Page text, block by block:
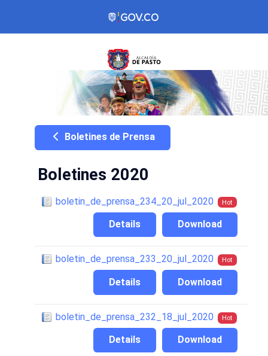
Boletines de Prensa
Boletines 2020
boletin_de_prensa_234_20_jul_2020 Hot
Download
Details
boletin_de_prensa_233_20_jul_2020 Hot
Download
Details
boletin_de_prensa_232_18_jul_2020 Hot
Download
Details